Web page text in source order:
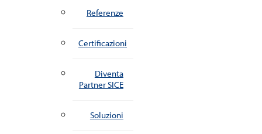
Referenze
Certificazioni
Diventa
Partner SICE
Soluzioni